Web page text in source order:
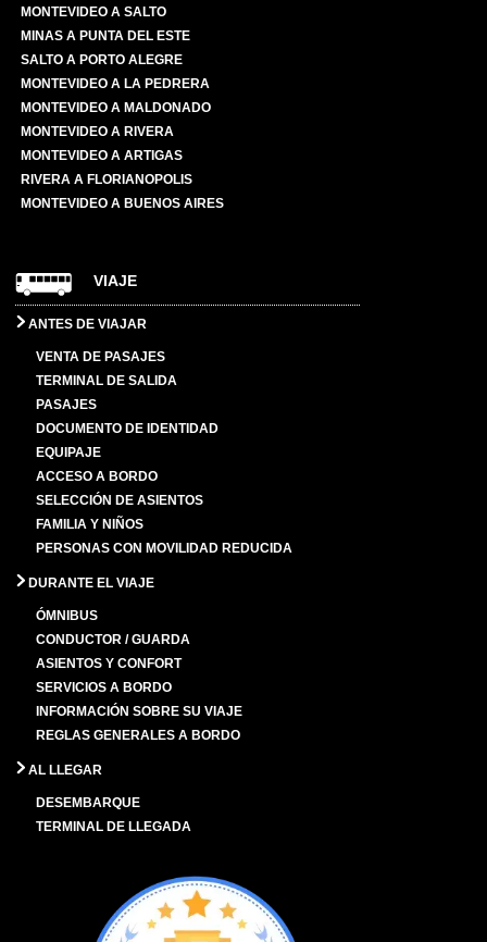
MONTEVIDEO A SALTO
MINAS A PUNTA DEL ESTE
SALTO A PORTO ALEGRE
MONTEVIDEO A LA PEDRERA
MONTEVIDEO A MALDONADO
MONTEVIDEO A RIVERA
MONTEVIDEO A ARTIGAS
RIVERA A FLORIANOPOLIS
MONTEVIDEO A BUENOS AIRES
VIAJE
ANTES DE VIAJAR
VENTA DE PASAJES
TERMINAL DE SALIDA
PASAJES
DOCUMENTO DE IDENTIDAD
EQUIPAJE
ACCESO A BORDO
SELECCIÓN DE ASIENTOS
FAMILIA Y NIÑOS
PERSONAS CON MOVILIDAD REDUCIDA
DURANTE EL VIAJE
ÓMNIBUS
CONDUCTOR / GUARDA
ASIENTOS Y CONFORT
SERVICIOS A BORDO
INFORMACIÓN SOBRE SU VIAJE
REGLAS GENERALES A BORDO
AL LLEGAR
DESEMBARQUE
TERMINAL DE LLEGADA